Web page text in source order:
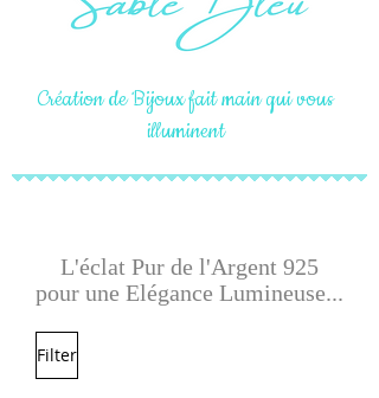
Création de Bijoux fait main qui vous
illuminent
L'éclat Pur de l'Argent 925
pour une Elégance Lumineuse...
Filter